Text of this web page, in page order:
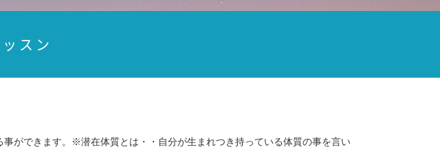
スン
ができます。※潜在体質とは・・自分が生まれつき持っている体質の事を言い